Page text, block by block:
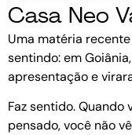
Casa Neo
Uma matéria
sentindo: em
apresentação e
Faz sentido.
pensado, você não